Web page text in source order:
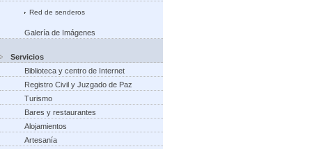
Red de senderos
Galería de Imágenes
Servicios
Biblioteca y centro de Internet
Registro Civil y Juzgado de Paz
Turismo
Bares y restaurantes
Alojamientos
Artesanía